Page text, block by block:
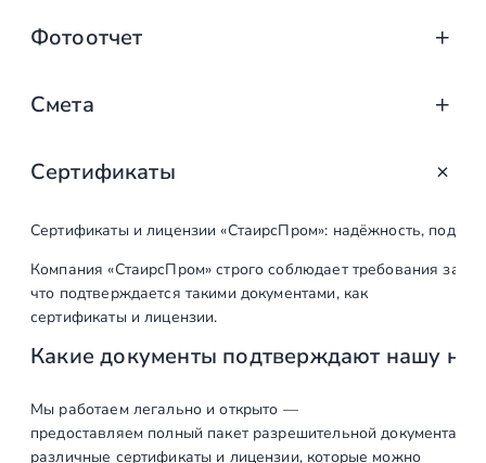
а
Фотоотчет
Смета
Наименование
Кол-во
Первый этап
Выезд на объект,
согласование
лестницы и
ограждений, цвет
Сертификаты
Сертификаты и лицензии «СтаирсПром»: надёжность,
Компания «СтаирсПром» строго соблюдает требования
что подтверждается такими документами, как
сертификаты и лицензии.
Какие документы подтверждают нашу
Мы работаем легально и открыто —
предоставляем полный пакет разрешительной
различные сертификаты и лицензии, которые можно